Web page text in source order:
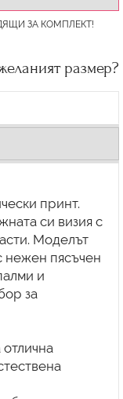
ЗА КОМПЛЕКТ!
размер?
принт.
си визия с
Моделът
нежен пясъчен
и
за